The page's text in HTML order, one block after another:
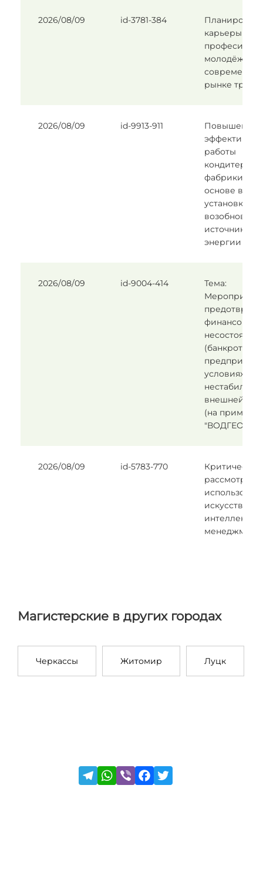
2026/08/09 id-3781-384
карьеры и
професии
молодёжы на
рынке труда
2026/08/09 id-9913-911
Повышение
работы
фабрики на
основе
установки с
источниками
энергии
2026/08/09 id-9004-414
Тема:
финансовой
условиях
внешней
(на примере
"ВОДГЕО").
2026/08/09 id-5783-770
Критическое
интеллекта
Магистерские в других городах
Черкассы Житомир Луцк